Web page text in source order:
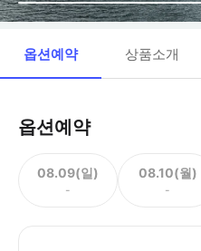
옵션예약 상품소개
옵션예약
08.09(일)
-
08.10(월)
-